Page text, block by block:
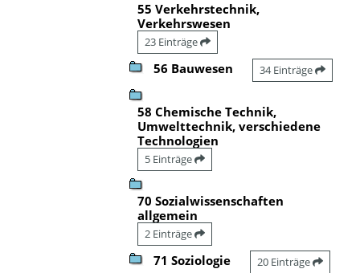
55 Verkehrstechnik,
Verkehrswesen
23 Einträge
56 Bauwesen 34 Einträge
58 Chemische Technik,
Umwelttechnik, verschiedene
Technologien
5 Einträge
70 Sozialwissenschaften
allgemein
2 Einträge
71 Soziologie 20 Einträge